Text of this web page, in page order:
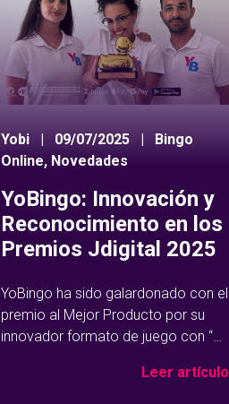
Yobi | 09/07/2025 |
Bingo
Online, Novedades
YoBingo: Innovación y
Reconocimiento en los
Premios Jdigital 2025
YoBingo ha sido galardonado con el
premio al Mejor Producto por su
innovador formato de juego con “El
que ha transformado la experiencia
Leer artículo